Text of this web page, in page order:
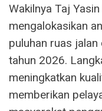
Wakilnya Taj
mengalokasikan
puluhan ruas
tahun 2026.
meningkatkan
memberikan